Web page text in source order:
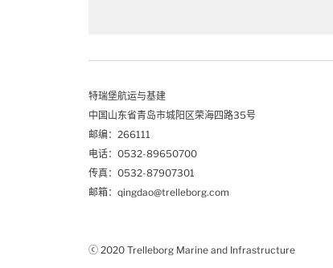
特瑞堡航运与基建
中国山东省青岛市城阳区荣海四路35号
邮编：266111
电话：0532-89650700
传真：0532-87907301
邮箱：qingdao@trelleborg.com
ⓒ 2020 Trelleborg Marine and Infrastructure